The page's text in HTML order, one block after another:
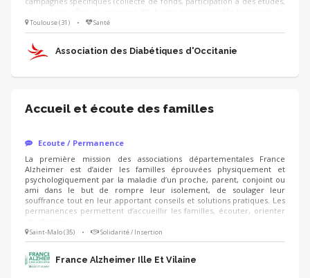
ou répondre à leurs questions. Pourquoi cette mission est
importante ? Vous contribuez directement à améliorer la qualité de
vie des patients. Vous créez du lien et offrez un soutien moral aux
adhérents.
Toulouse (31) • Santé
Association des Diabétiques d'Occitanie
Accueil et écoute des familles
Ecoute / Permanence
La première mission des associations départementales France
Alzheimer est d’aider les familles éprouvées physiquement et
psychologiquement par la maladie d’un proche, parent, conjoint ou
ami dans le but de rompre leur isolement, de soulager leur
souffrance tout en leur apportant conseils et solutions pratiques. Les
permanences permettent d’accueillir les familles, écouter, orienter
Saint-Malo (35) • Solidarité / Insertion
France Alzheimer Ille Et Vilaine